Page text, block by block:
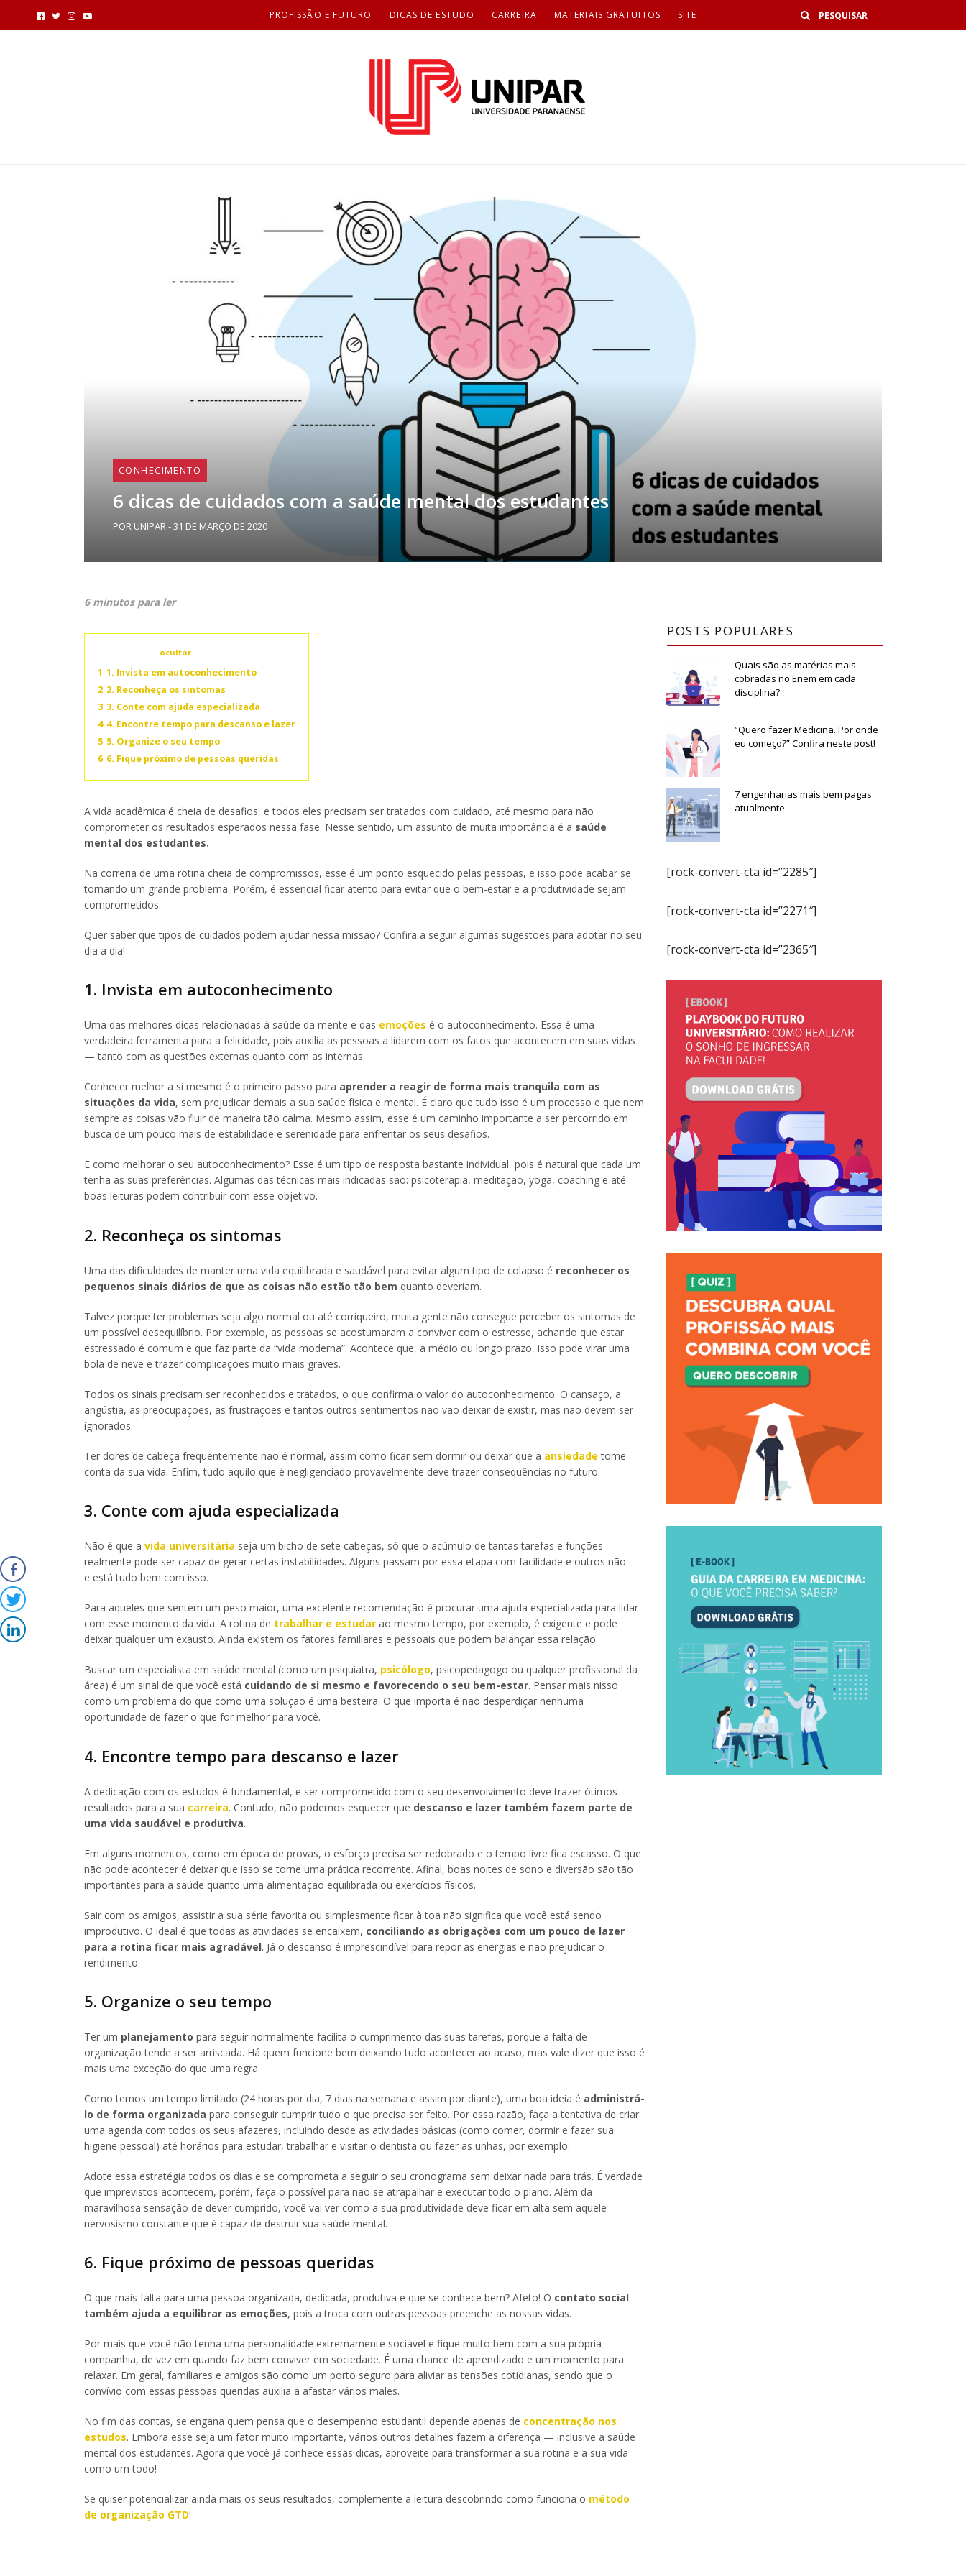
PROFISSÃO E FUTURO DICAS DE ESTUDO CARREIRA MATERIAIS GRATUITOS SITE Buscar
CONHECIMENTO
6 dicas de cuidados com a saúde mental dos estudantes
POR UNIPAR - 31 DE MARÇO DE 2020
6 minutos para ler
ocultar
1 1. Invista em autoconhecimento
2 2. Reconheça os sintomas
3 3. Conte com ajuda especializada
4 4. Encontre tempo para descanso e lazer
5 5. Organize o seu tempo
6 6. Fique próximo de pessoas queridas
A vida acadêmica é cheia de desafios, e todos eles precisam ser tratados com cuidado, até mesmo para não
comprometer os resultados esperados nessa fase. Nesse sentido, um assunto de muita importância é a saúde
mental dos estudantes.
Na correria de uma rotina cheia de compromissos, esse é um ponto esquecido pelas pessoas, e isso pode acabar se
tornando um grande problema. Porém, é essencial ficar atento para evitar que o bem-estar e a produtividade sejam
comprometidos.
Quer saber que tipos de cuidados podem ajudar nessa missão? Confira a seguir algumas sugestões para adotar no seu
dia a dia!
1. Invista em autoconhecimento
Uma das melhores dicas relacionadas à saúde da mente e das emoções é o autoconhecimento. Essa é uma
verdadeira ferramenta para a felicidade, pois auxilia as pessoas a lidarem com os fatos que acontecem em suas vidas
— tanto com as questões externas quanto com as internas.
Conhecer melhor a si mesmo é o primeiro passo para aprender a reagir de forma mais tranquila com as
situações da vida, sem prejudicar demais a sua saúde física e mental. É claro que tudo isso é um processo e que nem
sempre as coisas vão fluir de maneira tão calma. Mesmo assim, esse é um caminho importante a ser percorrido em
busca de um pouco mais de estabilidade e serenidade para enfrentar os seus desafios.
E como melhorar o seu autoconhecimento? Esse é um tipo de resposta bastante individual, pois é natural que cada um
tenha as suas preferências. Algumas das técnicas mais indicadas são: psicoterapia, meditação, yoga, coaching e até
boas leituras podem contribuir com esse objetivo.
2. Reconheça os sintomas
Uma das dificuldades de manter uma vida equilibrada e saudável para evitar algum tipo de colapso é reconhecer os
pequenos sinais diários de que as coisas não estão tão bem quanto deveriam.
Talvez porque ter problemas seja algo normal ou até corriqueiro, muita gente não consegue perceber os sintomas de
um possível desequilíbrio. Por exemplo, as pessoas se acostumaram a conviver com o estresse, achando que estar
estressado é comum e que faz parte da “vida moderna”. Acontece que, a médio ou longo prazo, isso pode virar uma
bola de neve e trazer complicações muito mais graves.
Todos os sinais precisam ser reconhecidos e tratados, o que confirma o valor do autoconhecimento. O cansaço, a
angústia, as preocupações, as frustrações e tantos outros sentimentos não vão deixar de existir, mas não devem ser
ignorados.
Ter dores de cabeça frequentemente não é normal, assim como ficar sem dormir ou deixar que a ansiedade tome
conta da sua vida. Enfim, tudo aquilo que é negligenciado provavelmente deve trazer consequências no futuro.
3. Conte com ajuda especializada
Não é que a vida universitária seja um bicho de sete cabeças, só que o acúmulo de tantas tarefas e funções
realmente pode ser capaz de gerar certas instabilidades. Alguns passam por essa etapa com facilidade e outros não —
e está tudo bem com isso.
Para aqueles que sentem um peso maior, uma excelente recomendação é procurar uma ajuda especializada para lidar
com esse momento da vida. A rotina de trabalhar e estudar ao mesmo tempo, por exemplo, é exigente e pode
deixar qualquer um exausto. Ainda existem os fatores familiares e pessoais que podem balançar essa relação.
Buscar um especialista em saúde mental (como um psiquiatra, psicólogo, psicopedagogo ou qualquer profissional da
área) é um sinal de que você está cuidando de si mesmo e favorecendo o seu bem-estar. Pensar mais nisso
como um problema do que como uma solução é uma besteira. O que importa é não desperdiçar nenhuma
oportunidade de fazer o que for melhor para você.
4. Encontre tempo para descanso e lazer
A dedicação com os estudos é fundamental, e ser comprometido com o seu desenvolvimento deve trazer ótimos
resultados para a sua carreira. Contudo, não podemos esquecer que descanso e lazer também fazem parte de
uma vida saudável e produtiva.
Em alguns momentos, como em época de provas, o esforço precisa ser redobrado e o tempo livre fica escasso. O que
não pode acontecer é deixar que isso se torne uma prática recorrente. Afinal, boas noites de sono e diversão são tão
importantes para a saúde quanto uma alimentação equilibrada ou exercícios físicos.
Sair com os amigos, assistir a sua série favorita ou simplesmente ficar à toa não significa que você está sendo
improdutivo. O ideal é que todas as atividades se encaixem, conciliando as obrigações com um pouco de lazer
para a rotina ficar mais agradável. Já o descanso é imprescindível para repor as energias e não prejudicar o
rendimento.
5. Organize o seu tempo
Ter um planejamento para seguir normalmente facilita o cumprimento das suas tarefas, porque a falta de
organização tende a ser arriscada. Há quem funcione bem deixando tudo acontecer ao acaso, mas vale dizer que isso é
mais uma exceção do que uma regra.
Como temos um tempo limitado (24 horas por dia, 7 dias na semana e assim por diante), uma boa ideia é administrá-
lo de forma organizada para conseguir cumprir tudo o que precisa ser feito. Por essa razão, faça a tentativa de criar
uma agenda com todos os seus afazeres, incluindo desde as atividades básicas (como comer, dormir e fazer sua
higiene pessoal) até horários para estudar, trabalhar e visitar o dentista ou fazer as unhas, por exemplo.
Adote essa estratégia todos os dias e se comprometa a seguir o seu cronograma sem deixar nada para trás. É verdade
que imprevistos acontecem, porém, faça o possível para não se atrapalhar e executar todo o plano. Além da
maravilhosa sensação de dever cumprido, você vai ver como a sua produtividade deve ficar em alta sem aquele
nervosismo constante que é capaz de destruir sua saúde mental.
6. Fique próximo de pessoas queridas
O que mais falta para uma pessoa organizada, dedicada, produtiva e que se conhece bem? Afeto! O contato social
também ajuda a equilibrar as emoções, pois a troca com outras pessoas preenche as nossas vidas.
Por mais que você não tenha uma personalidade extremamente sociável e fique muito bem com a sua própria
companhia, de vez em quando faz bem conviver em sociedade. É uma chance de aprendizado e um momento para
relaxar. Em geral, familiares e amigos são como um porto seguro para aliviar as tensões cotidianas, sendo que o
convívio com essas pessoas queridas auxilia a afastar vários males.
No fim das contas, se engana quem pensa que o desempenho estudantil depende apenas de concentração nos
estudos. Embora esse seja um fator muito importante, vários outros detalhes fazem a diferença — inclusive a saúde
mental dos estudantes. Agora que você já conhece essas dicas, aproveite para transformar a sua rotina e a sua vida
como um todo!
Se quiser potencializar ainda mais os seus resultados, complemente a leitura descobrindo como funciona o método
de organização GTD!
POSTS POPULARES
Quais são as matérias mais
cobradas no Enem em cada
disciplina?
“Quero fazer Medicina. Por onde
eu começo?” Confira neste post!
7 engenharias mais bem pagas
atualmente
[rock-convert-cta id=”2285″]
[rock-convert-cta id=”2271″]
[rock-convert-cta id=”2365″]